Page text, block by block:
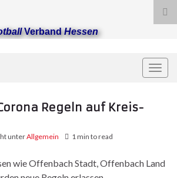
VerbandHessen
Regeln auf Kreis-
unterAllgemein 1 min to read
wie Offenbach Stadt, Offenbach Land